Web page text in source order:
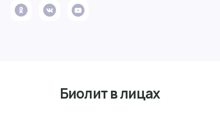
Биолит в лицах